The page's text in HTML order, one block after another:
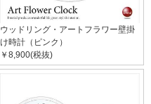
ウッドリング・アートフラワー壁掛
け時計（ピンク）
￥8,900(税抜)